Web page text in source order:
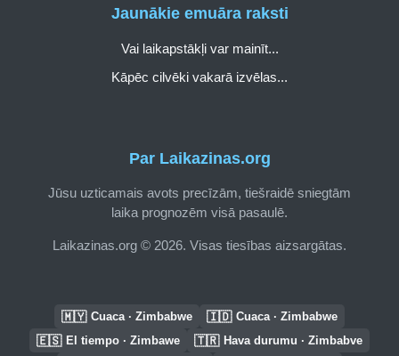
Par Laikazinas.org
Jūsu uzticamais avots precīzām, tiešraidē sniegtām
laika prognozēm visā pasaulē.
Laikazinas.org © 2026. Visas tiesības aizsargātas.
Jaunākie emuāra raksti
Vai laikapstākļi var mainīt...
Kāpēc cilvēki vakarā izvēlas...
🇲🇾 Cuaca · Zimbabwe 🇮🇩 Cuaca · Zimbabwe
🇪🇸 El tiempo · Zimbawe 🇹🇷 Hava durumu · Zimbabve